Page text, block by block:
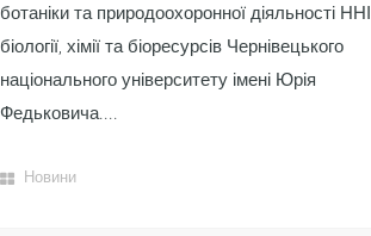
ботаніки та природоохоронної діяльності ННІ
біології, хімії та біоресурсів Чернівецького
національного університету імені Юрія
Федьковича....
Новини